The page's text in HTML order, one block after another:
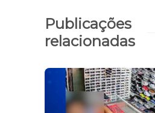
Publicações
relacionadas